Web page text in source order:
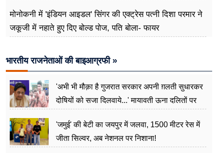
मोनोकनी में 'इंडियन आइडल' सिंगर की एक्ट्रेस पत्नी दिशा परमार ने
जकूजी में नहाते हुए दिए बोल्ड पोज, पति बोला- फायर
भारतीय राजनेताओं की बाइआग्रफी »
'अभी भी मौक़ा है गुजरात सरकार अपनी ग़लती सुधारकर
दोषियों को सजा दिलवाये...' मायावती ऊना दलितों पर
'जमुई' की बेटी का जयपुर में जलवा, 1500 मीटर रेस में
जीता सिल्वर, अब नेशनल पर निशाना!